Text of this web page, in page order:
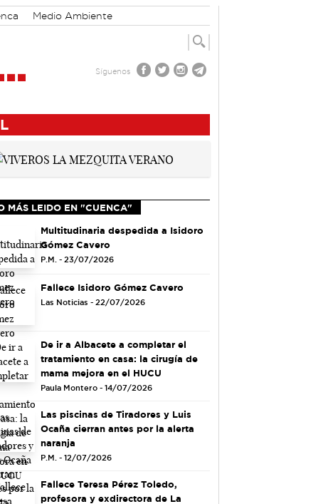
Medio Ambiente
Síguenos
MÁS LEIDO EN "CUENCA"
Multitudinaria despedida a Isidoro
Gómez Cavero
P.M. - 23/07/2026
Fallece Isidoro Gómez Cavero
Las Noticias - 22/07/2026
De ir a Albacete a completar el
tratamiento en casa: la cirugía de
mama mejora en el HUCU
Paula Montero - 14/07/2026
Las piscinas de Tiradores y Luis
Ocaña cierran antes por la alerta
naranja
P.M. - 12/07/2026
Fallece Teresa Pérez Toledo,
profesora y exdirectora de La